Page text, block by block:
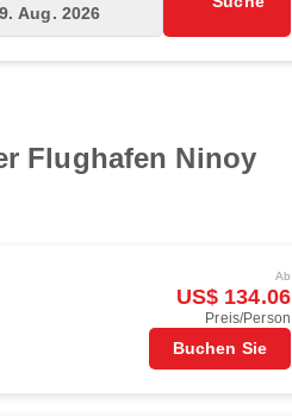
Aug. 2026
Flughafen Ninoy
Ab
US$ 134.06
Preis/Person
Buchen Sie